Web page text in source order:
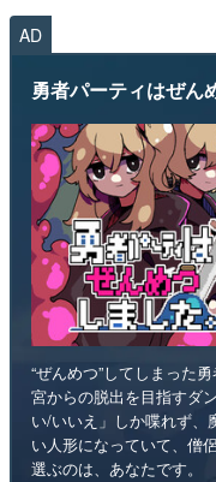
AD
勇者パーティはぜん
“ぜんめつ”してしまった
宮からの脱出を目指すダ
い/いいえ」しか喋れず、
い人形になっていて、僧
選ぶのは、あなたです。